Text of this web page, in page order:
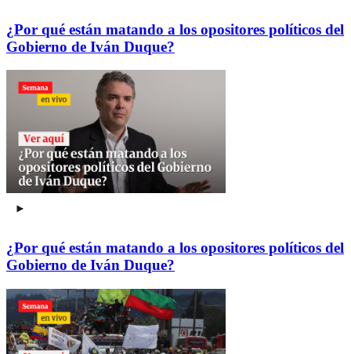
¿Por qué están matando a los opositores políticos del
Gobierno de Iván Duque?
¿Por qué están matando a los opositores políticos del
Gobierno de Iván Duque?